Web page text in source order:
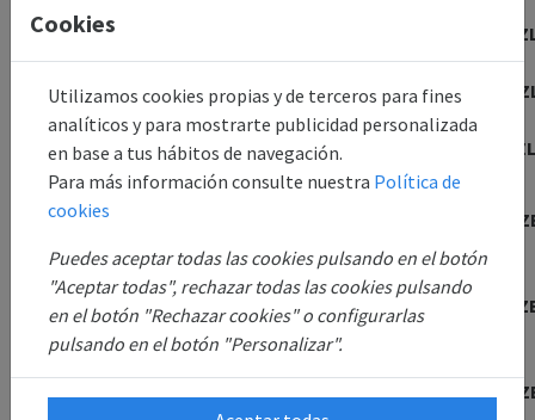
LM-3063C3L.73212
3065H3L.81507
3065H3L
LS-L1261NL.73083
INDOOR LS-L1261NL
INVERTER
M20L2H.N712
Multi Split Wall
(INDOOR 12K)
M21A2H.N012
MULTI SPLIT WALL
MOUNTED AC
(INDOOR 12K)
M21L2H.N612
Mounted AC ( indoor
Cookies
Utilizamos cookies propias y de terceros para fines
analíticos y para mostrarte publicidad personalizada
en base a tus hábitos de navegación.
Para más información consulte nuestra Política de
cookies
Puedes aceptar todas las cookies pulsando en el botón
"Aceptar todas", rechazar todas las cookies pulsando
en el botón "Rechazar cookies" o configurarlas
pulsando en el botón "Personalizar".